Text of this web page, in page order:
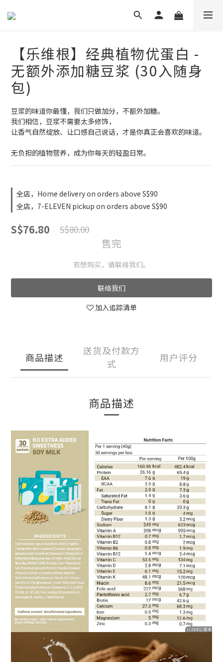
【乐维根】经典植物优蛋白 -
无额外添加糖豆浆 (30入随身
包)
豆浆的味道你最懂，我们只做加分，不额外加糖。
我们相信，豆浆不需要太多修饰，
让香气自然绽放、让口感自己说话，才是你真正会喜欢的味道。
无负担的植物营养，成为你每天的轻盈日常。
全店，Home delivery on orders above S$90
全店，7-ELEVEN pickup on orders above S$90
S$76.80 S$80.00
售完
若想购买，请联络我们。
联络我们
加入追踪清单
商品描述
送货及付款方
式
用户评分
商品描述